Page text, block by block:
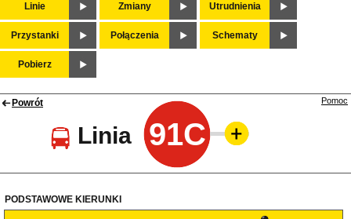
Linie Zmiany Utrudnienia
Przystanki Połączenia Schematy
Pobierz
Powrót
Linia 91C
Pomoc
PODSTAWOWE KIERUNKI